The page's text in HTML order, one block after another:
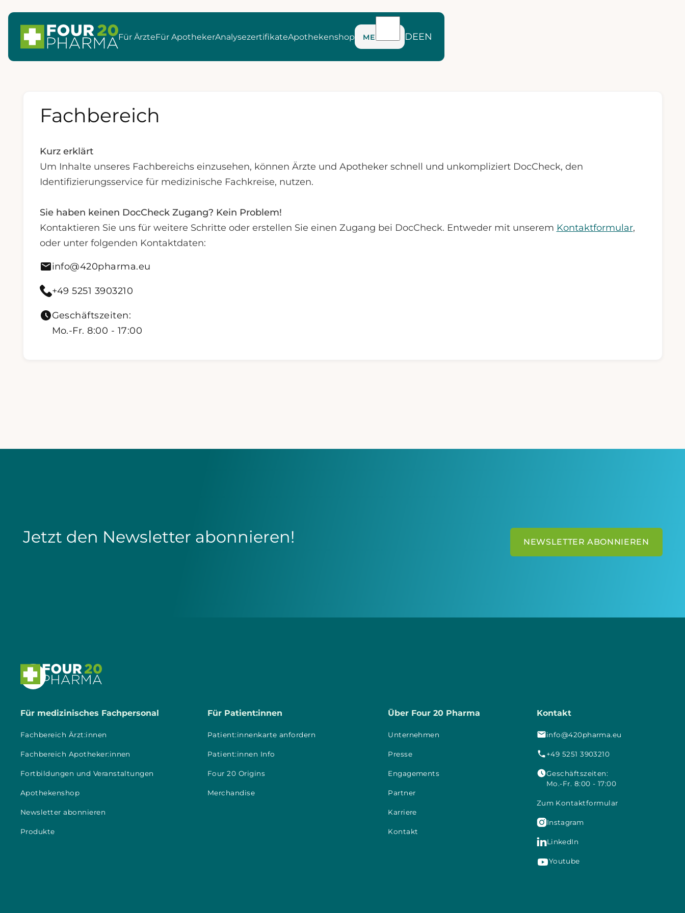
Für ÄrzteFür ApothekerAnalysezertifikateApothekenshop MENÜ DEEN
Fachbereich
Kurz erklärt
Um Inhalte unseres Fachbereichs einzusehen, können Ärzte und Apotheker schnell und unkompliziert DocCheck, den
Identifizierungsservice für medizinische Fachkreise, nutzen.
Sie haben keinen DocCheck Zugang? Kein Problem!
Kontaktieren Sie uns für weitere Schritte oder erstellen Sie einen Zugang bei DocCheck. Entweder mit unserem Kontaktformular,
oder unter folgenden Kontaktdaten:
Mail senden an info@420pharma.eu
info@420pharma.eu
420 Pharma anrufen
+49 5251 3903210
Geschäftszeiten:
Mo.-Fr. 8:00 - 17:00
Jetzt den Newsletter abonnieren! NEWSLETTER ABONNIEREN

Für medizinisches Fachpersonal
Fachbereich Ärzt:innen
Fachbereich Apotheker:innen
Fortbildungen und Veranstaltungen
Apothekenshop
Newsletter abonnieren
Produkte
Für Patient:innen
Patient:innenkarte anfordern
Patient:innen Info
Four 20 Origins
Merchandise
Über Four 20 Pharma
Unternehmen
Presse
Engagements
Partner
Karriere
Kontakt
Kontakt
info@420pharma.eu
+49 5251 3903210
Geschäftszeiten:
Mo.-Fr. 8:00 - 17:00
Zum Kontaktformular
Instagram
LinkedIn
Youtube